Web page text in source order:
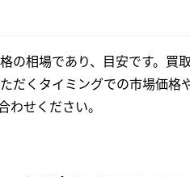
の相場であり、目安です。買
だくタイミングでの市場価
わせください。